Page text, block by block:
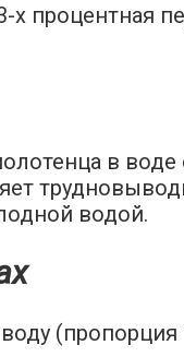
процентная
в
водой.